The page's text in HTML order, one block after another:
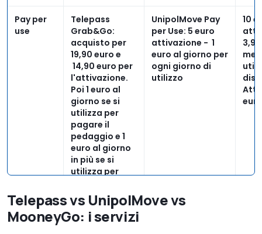
Pay per
use
Telepass
Grab&Go:
acquisto per
19,90 euro e
14,90 euro per
l'attivazione.
Poi 1 euro al
giorno se si
utilizza per
pagare il
pedaggio e 1
euro al giorno
in più se si
utilizza per
UnipolMove Pay
per Use: 5 euro
attivazione - 1
euro al giorno per
ogni giorno di
utilizzo
10
3,9
euro
Europeo
Canone 2,4
euro al mese
Telepass vs UnipolMove vs
MooneyGo: i servizi